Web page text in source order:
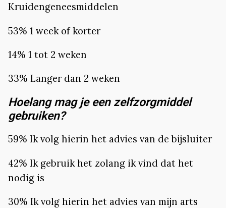
Kruidengeneesmiddelen
53% 1 week of korter
14% 1 tot 2 weken
33% Langer dan 2 weken
Hoelang mag je een zelfzorgmiddel
gebruiken?
59% Ik volg hierin het advies van de bijsluiter
42% Ik gebruik het zolang ik vind dat het
nodig is
30% Ik volg hierin het advies van mijn arts